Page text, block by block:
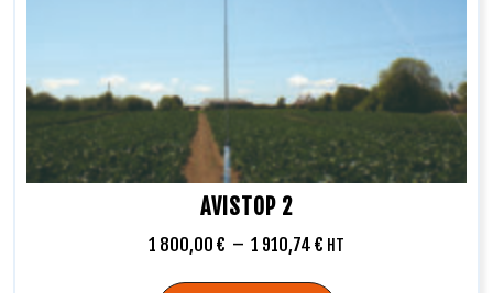
AVISTOP 2
1 800,00 € – 1 910,74 € HT